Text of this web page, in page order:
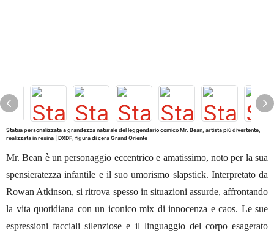
Statua personalizzata a grandezza naturale del leggendario comico Mr. Bean, artista più divertente,
realizzata in resina | DXDF, figura di cera Grand Oriente
Mr. Bean è un personaggio eccentrico e amatissimo, noto per la sua
spensieratezza infantile e il suo umorismo slapstick. Interpretato da
Rowan Atkinson, si ritrova spesso in situazioni assurde, affrontando
la vita quotidiana con un iconico mix di innocenza e caos. Le sue
espressioni facciali silenziose e il linguaggio del corpo esagerato